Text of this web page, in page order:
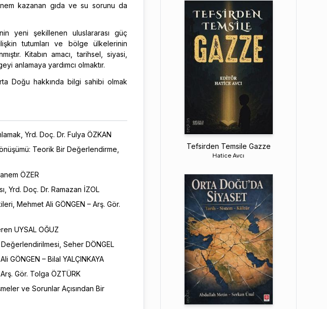
kazanan gıda ve su sorunu da
yeni şekillenen uluslararası güç
tutumları ve bölge ülkelerinin
Kitabın amacı, tarihsel, siyasi,
anlamaya yardımcı olmaktır.
Doğu hakkında bilgi sahibi olmak
Yrd. Doç. Dr. Fulya ÖZKAN
Teorik Bir Değerlendirme,
ÖZER
Yrd. Doç. Dr. Ramazan İZOL
Mehmet Ali GÖNGEN – Arş. Gör.
UYSAL OĞUZ
Değerlendirilmesi, Seher DÖNGEL
– Bilal YALÇINKAYA
Gör. Tolga ÖZTÜRK
ve Sorunlar Açısından Bir
Tefsirden Temsile Gazze
Hatice Avcı